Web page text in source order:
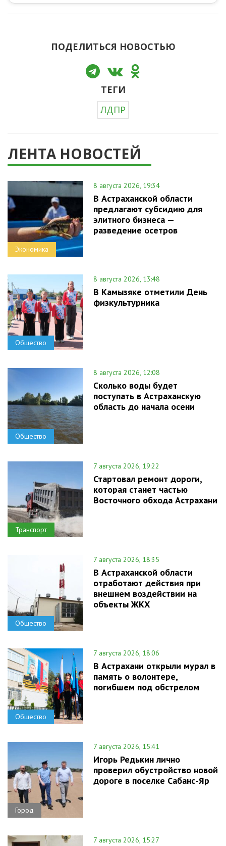
ПОДЕЛИТЬСЯ НОВОСТЬЮ
ТЕГИ
ЛДПР
ЛЕНТА НОВОСТЕЙ
Экономика
8 августа 2026, 19:34
В Астраханской области
предлагают субсидию для
элитного бизнеса —
разведение осетров
Общество
8 августа 2026, 13:48
В Камызяке отметили День
физкультурника
Общество
8 августа 2026, 12:08
Сколько воды будет
поступать в Астраханскую
область до начала осени
Транспорт
7 августа 2026, 19:22
Стартовал ремонт дороги,
которая станет частью
Восточного обхода Астрахани
Общество
7 августа 2026, 18:35
В Астраханской области
отработают действия при
внешнем воздействии на
объекты ЖКХ
Общество
7 августа 2026, 18:06
В Астрахани открыли мурал в
память о волонтере,
погибшем под обстрелом
Город
7 августа 2026, 15:41
Игорь Редькин лично
проверил обустройство новой
дороге в поселке Сабанс-Яр
7 августа 2026, 15:27